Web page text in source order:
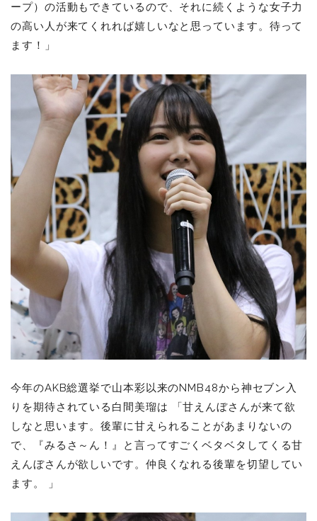
ープ）の活動もできているので、それに続くような女子力
の高い人が来てくれれば嬉しいなと思っています。待って
ます！」
今年のAKB総選挙で山本彩以来のNMB48から神セブン入
りを期待されている白間美瑠は 「甘えんぼさんが来て欲
しなと思います。後輩に甘えられることがあまりないの
で、『みるさ～ん！』と言ってすごくベタベタしてくる甘
えんぼさんが欲しいです。仲良くなれる後輩を切望してい
ます。 」